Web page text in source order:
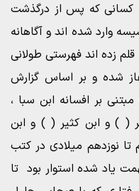
کسانی که پس از درگذشت
وارد شده اند و آگاهانه
قلم زده اند فهرستی طولانی
شده و بر اساس گزارش
بر افسانه ابن سبا ،
( ) و ابن کثیر ( ) و ابن
نوزدهم میلادی در کتب
یاد شده استوار بود تا